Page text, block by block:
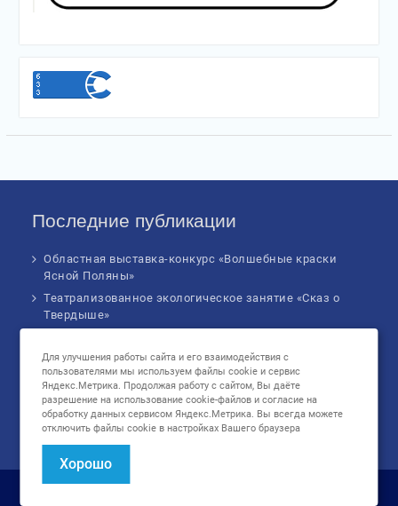
Последние публикации
Областная выставка-конкурс «Волшебные краски
Ясной Поляны»
Театрализованное экологическое занятие «Сказ о
Твердыше»
форума
Музыкальное бинго!
Познавательное занятие «В сердце России: флаг
родной страны», посвященное Дню
государственного флага Российской Федерации
Для улучшения работы сайта и его взаимодействия с
пользователями мы используем файлы cookie и сервис
Яндекс.Метрика. Продолжая работу с сайтом, Вы даёте
разрешение на использование cookie-файлов и согласие на
обработку данных сервисом Яндекс.Метрика. Вы всегда можете
отключить файлы cookie в настройках Вашего браузера
Хорошо